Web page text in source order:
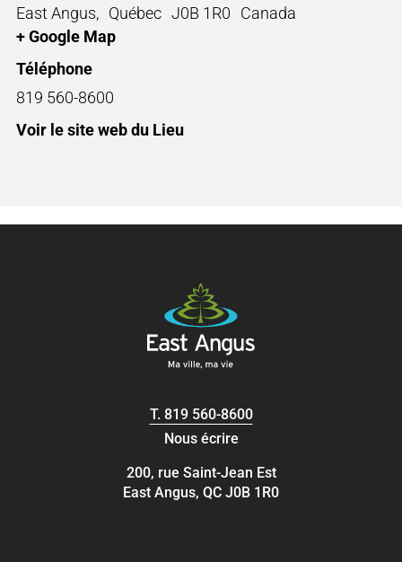
East Angus, Québec J0B 1R0
Canada
+ Google Map
Téléphone
819 560-8600
Voir le site web du Lieu
T. 819 560-8600
Nous écrire
200, rue Saint-Jean Est
East Angus, QC J0B 1R0